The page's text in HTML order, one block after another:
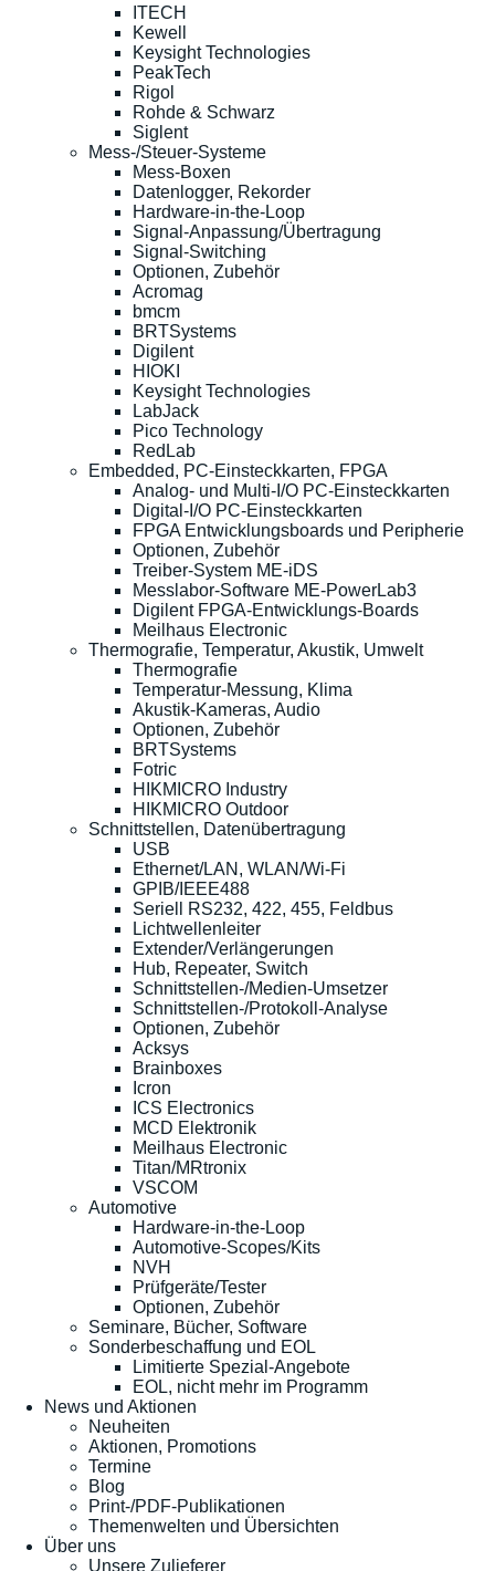
ITECH
Kewell
Keysight Technologies
PeakTech
Rigol
Rohde & Schwarz
Siglent
Mess-/Steuer-Systeme
Mess-Boxen
Datenlogger, Rekorder
Hardware-in-the-Loop
Signal-Anpassung/Übertragung
Signal-Switching
Optionen, Zubehör
Acromag
bmcm
BRTSystems
Digilent
HIOKI
Keysight Technologies
LabJack
Pico Technology
RedLab
Embedded, PC-Einsteckkarten, FPGA
Analog- und Multi-I/O PC-Einsteckkarten
Digital-I/O PC-Einsteckkarten
FPGA Entwicklungsboards und Peripherie
Optionen, Zubehör
Treiber-System ME-iDS
Messlabor-Software ME-PowerLab3
Digilent FPGA-Entwicklungs-Boards
Meilhaus Electronic
Thermografie, Temperatur, Akustik, Umwelt
Thermografie
Temperatur-Messung, Klima
Akustik-Kameras, Audio
Optionen, Zubehör
BRTSystems
Fotric
HIKMICRO Industry
HIKMICRO Outdoor
Schnittstellen, Datenübertragung
USB
Ethernet/LAN, WLAN/Wi-Fi
GPIB/IEEE488
Seriell RS232, 422, 455, Feldbus
Lichtwellenleiter
Extender/Verlängerungen
Hub, Repeater, Switch
Schnittstellen-/Medien-Umsetzer
Schnittstellen-/Protokoll-Analyse
Optionen, Zubehör
Acksys
Brainboxes
Icron
ICS Electronics
MCD Elektronik
Meilhaus Electronic
Titan/MRtronix
VSCOM
Automotive
Hardware-in-the-Loop
Automotive-Scopes/Kits
NVH
Prüfgeräte/Tester
Optionen, Zubehör
Seminare, Bücher, Software
Sonderbeschaffung und EOL
Limitierte Spezial-Angebote
EOL, nicht mehr im Programm
News und Aktionen
Neuheiten
Aktionen, Promotions
Termine
Blog
Print-/PDF-Publikationen
Themenwelten und Übersichten
Über uns
Unsere Zulieferer